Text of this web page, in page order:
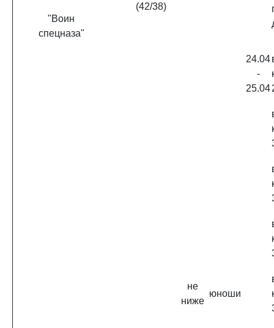
"Воин
спецназа"
(42/38)
24.04
-
25.04
не
ниже
юноши